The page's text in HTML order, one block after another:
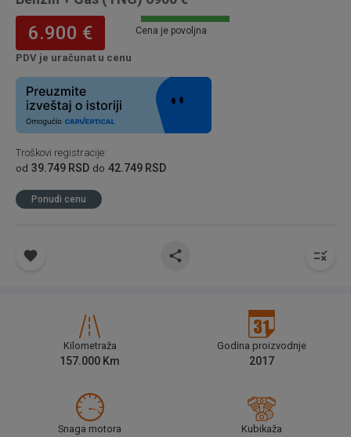
6.900 €
PDV je uračunat u cenu
Cena je povoljna
Troškovi registracije:
od 39.749 RSD do 42.749 RSD
Ponudi cenu
Kilometraža
157.000 Km
Godina proizvodnje
2017
Snaga motora Kubikaža